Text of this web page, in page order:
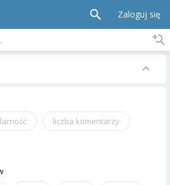
Zaloguj się
liczba komentarzy